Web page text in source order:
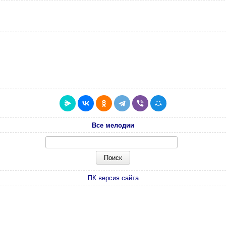
Все мелодии
ПК версия сайта